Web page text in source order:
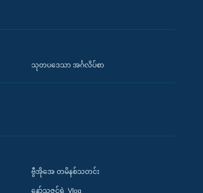
သုတပဒေသာ အင်္ဂလိပ်စာ
ဗွီအိုအေ တမိနစ်သတင်း
နော်သဇင်ရဲ့ Vlog